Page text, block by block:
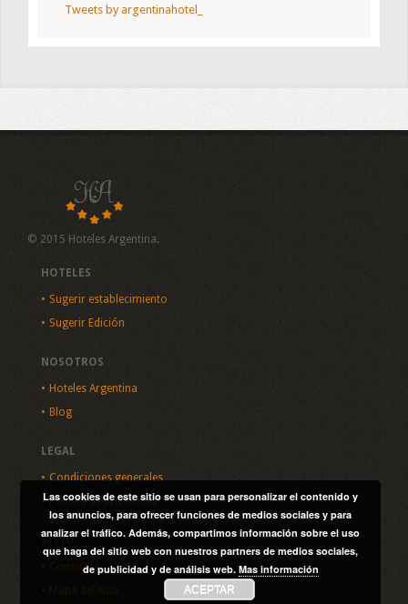
Tweets by argentinahotel_
© 2015 Hoteles Argentina.
HOTELES
Sugerir establecimiento
Sugerir Edición
NOSOTROS
Hoteles Argentina
Blog
LEGAL
Condiciones generales
Política de privacidad
SITIO
Consultas
Mapa del sitio
Las cookies de este sitio se usan para personalizar el contenido y
los anuncios, para ofrecer funciones de medios sociales y para
analizar el tráfico. Además, compartimos información sobre el uso
que haga del sitio web con nuestros partners de medios sociales,
de publicidad y de análisis web. Mas información
ACEPTAR